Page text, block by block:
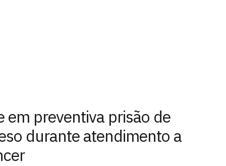
em preventiva prisão de
durante atendimento a